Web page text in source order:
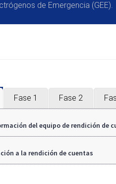
de Emergencia (GEE).
Fase 1 Fase 2
del equipo de rendición de
a la rendición de cuentas